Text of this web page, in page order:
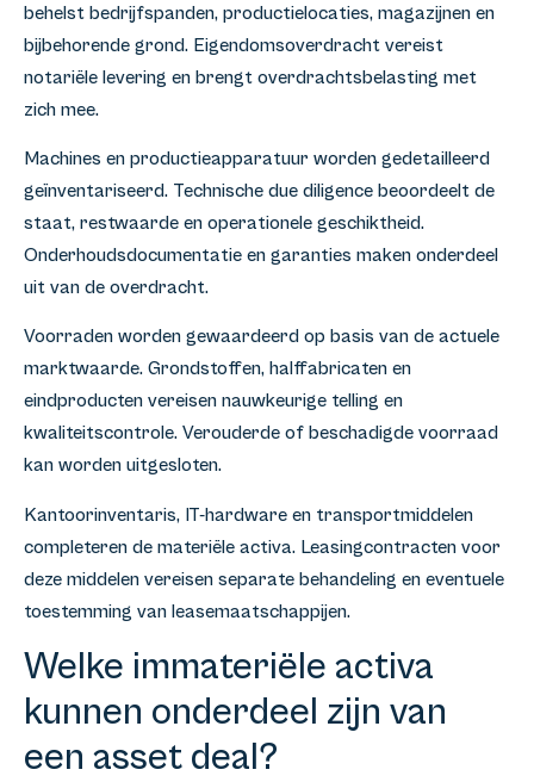
behelst bedrijfspanden, productielocaties, magazijnen en
bijbehorende grond. Eigendomsoverdracht vereist
notariële levering en brengt overdrachtsbelasting met
zich mee.
Machines en productieapparatuur worden gedetailleerd
geïnventariseerd. Technische due diligence beoordeelt de
staat, restwaarde en operationele geschiktheid.
Onderhoudsdocumentatie en garanties maken onderdeel
uit van de overdracht.
Voorraden worden gewaardeerd op basis van de actuele
marktwaarde. Grondstoffen, halffabricaten en
eindproducten vereisen nauwkeurige telling en
kwaliteitscontrole. Verouderde of beschadigde voorraad
kan worden uitgesloten.
Kantoorinventaris, IT-hardware en transportmiddelen
completeren de materiële activa. Leasingcontracten voor
deze middelen vereisen separate behandeling en eventuele
toestemming van leasemaatschappijen.
Welke immateriële activa
kunnen onderdeel zijn van
een asset deal?